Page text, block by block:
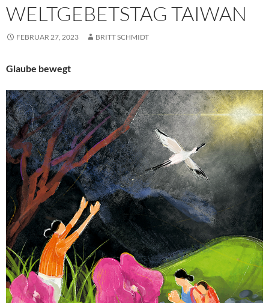
WELTGEBETSTAG TAIWAN
FEBRUAR 27, 2023 BRITT SCHMIDT
Glaube bewegt